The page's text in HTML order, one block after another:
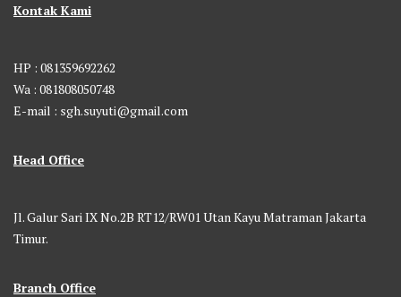
Kontak Kami
HP : 081359692262
Wa : 081808050748
E-mail : sgh.suyuti@gmail.com
Head Office
Jl. Galur Sari IX No.2B RT12/RW01 Utan Kayu Matraman Jakarta
Timur.
Branch Office